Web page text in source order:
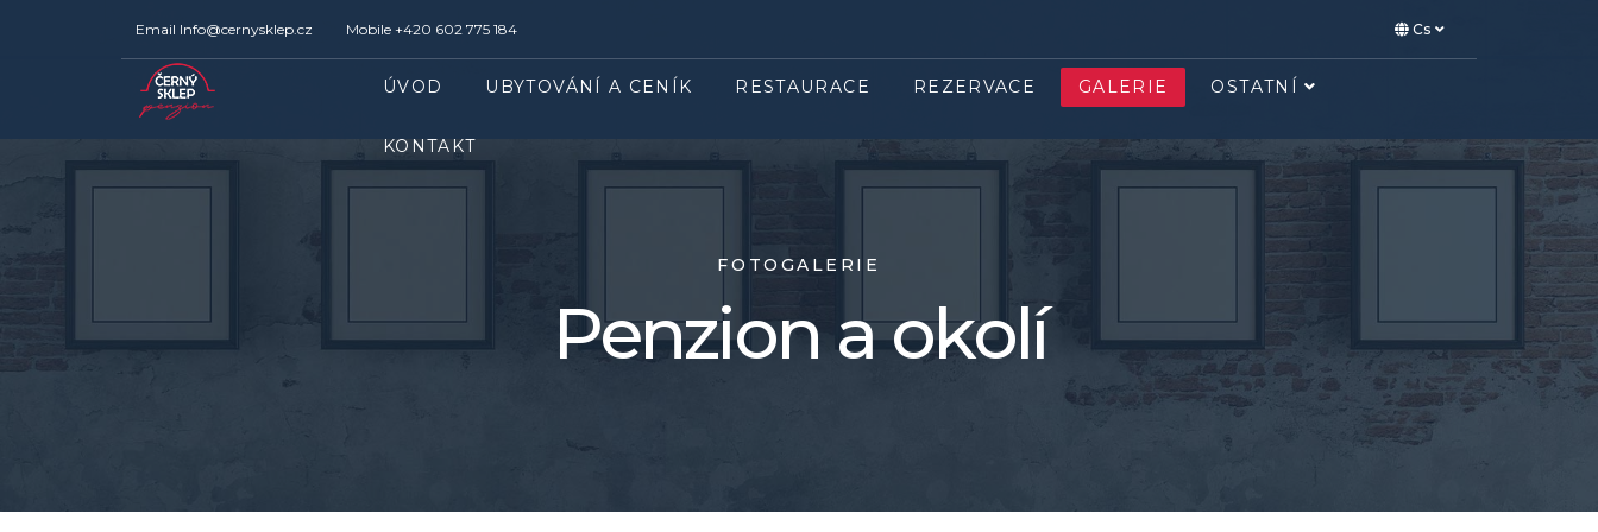
Email Info@cernysklep.cz Mobile +420 602 775 184 Cs
ÚVOD UBYTOVÁNÍ A CENÍK RESTAURACE REZERVACE GALERIE OSTATNÍ
KONTAKT
FOTOGALERIE
Penzion a okolí